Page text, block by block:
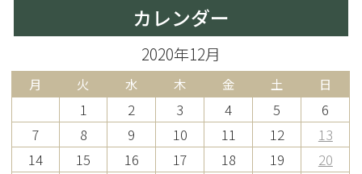
カレンダー
2020年12月
月 火 水 木 金 土 日
1 2 3 4 5
6
7
8 9 10 11 12
13
14
15 16 17 18 19
20